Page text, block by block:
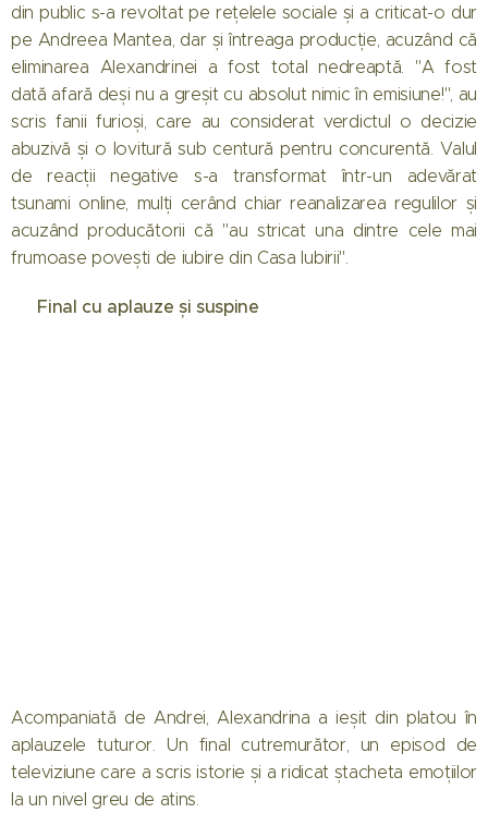
din public s-a revoltat pe rețelele sociale și a criticat-o dur
pe Andreea Mantea, dar și întreaga producție, acuzând că
eliminarea Alexandrinei a fost total nedreaptă. "A fost
dată afară deși nu a greșit cu absolut nimic în emisiune!", au
scris fanii furioși, care au considerat verdictul o decizie
abuzivă și o lovitură sub centură pentru concurentă. Valul
de reacții negative s-a transformat într-un adevărat
tsunami online, mulți cerând chiar reanalizarea regulilor și
acuzând producătorii că "au stricat una dintre cele mai
frumoase povești de iubire din Casa Iubirii".
🎬 Final cu aplauze și suspine
Acompaniată de Andrei, Alexandrina a ieșit din platou în
aplauzele tuturor. Un final cutremurător, un episod de
televiziune care a scris istorie și a ridicat ștacheta emoțiilor
la un nivel greu de atins.